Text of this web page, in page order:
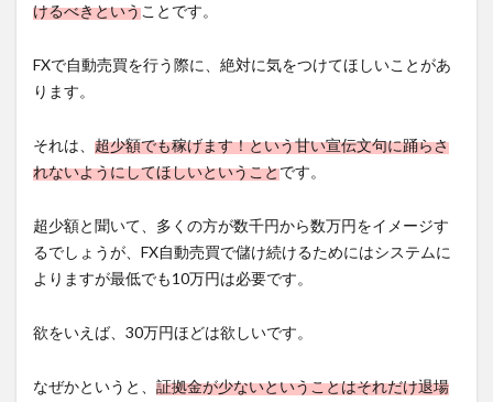
けるべきということです。
FXで自動売買を行う際に、絶対に気をつけてほしいことがあ
ります。
それは、 超少額でも稼げます！という甘い宣伝文句に踊らさ
れないようにしてほしいということです。
超少額と聞いて、多くの方が数千円から数万円をイメージす
るでしょうが、FX自動売買で儲け続けるためにはシステムに
よりますが最低でも10万円は必要です。
欲をいえば、30万円ほどは欲しいです。
なぜかというと、 証拠金が少ないということはそれだけ退場